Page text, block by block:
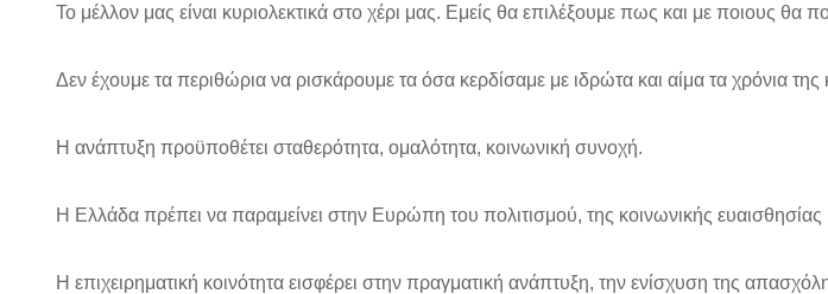
Το μέλλον μας είναι κυριολεκτικά στο χέρι μας. Εμείς θα επιλέξουμε πως και με ποιους θα
Δεν έχουμε τα περιθώρια να ρισκάρουμε τα όσα κερδίσαμε με ιδρώτα και αίμα τα χρόνια
Η ανάπτυξη προϋποθέτει σταθερότητα, ομαλότητα, κοινωνική συνοχή.
Η Ελλάδα πρέπει να παραμείνει στην Ευρώπη του πολιτισμού, της κοινωνικής ευαισθησίας
Η επιχειρηματική κοινότητα εισφέρει στην πραγματική ανάπτυξη, την ενίσχυση της